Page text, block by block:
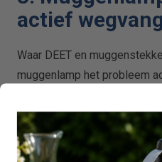
actief
Waar DEET en
muggenlamp het probleem
Voor slaapkamers,
vakantiewoningen kan een